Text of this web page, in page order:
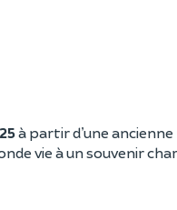
à partir d’une ancienne
vie à un souvenir